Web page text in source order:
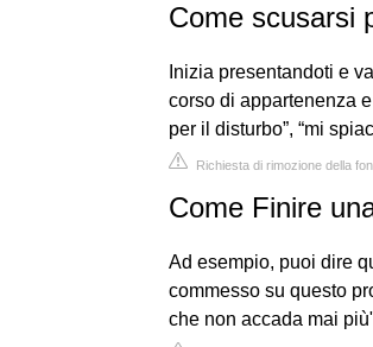
Come scusarsi
Inizia presentandoti e
corso di appartenenza
per il disturbo”, “mi
Richiesta di rimozione della
Come Finire
Ad esempio, puoi dire
commesso su questo
che non accada mai